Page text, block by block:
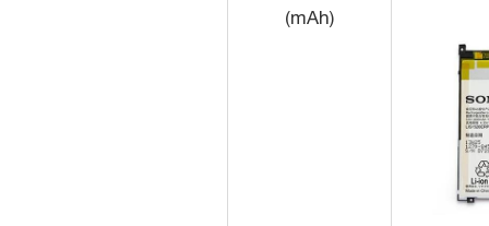
(mAh)